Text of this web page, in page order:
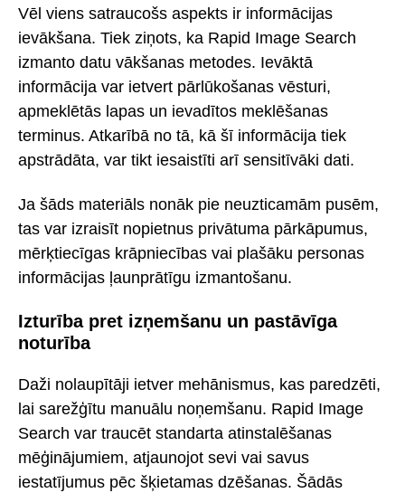
Vēl viens satraucošs aspekts ir informācijas
ievākšana. Tiek ziņots, ka Rapid Image Search
izmanto datu vākšanas metodes. Ievāktā
informācija var ietvert pārlūkošanas vēsturi,
apmeklētās lapas un ievadītos meklēšanas
terminus. Atkarībā no tā, kā šī informācija tiek
apstrādāta, var tikt iesaistīti arī sensitīvāki dati.
Ja šāds materiāls nonāk pie neuzticamām pusēm,
tas var izraisīt nopietnus privātuma pārkāpumus,
mērķtiecīgas krāpniecības vai plašāku personas
informācijas ļaunprātīgu izmantošanu.
Izturība pret izņemšanu un pastāvīga
noturība
Daži nolaupītāji ietver mehānismus, kas paredzēti,
lai sarežģītu manuālu noņemšanu. Rapid Image
Search var traucēt standarta atinstalēšanas
mēģinājumiem, atjaunojot sevi vai savus
iestatījumus pēc šķietamas dzēšanas. Šādās